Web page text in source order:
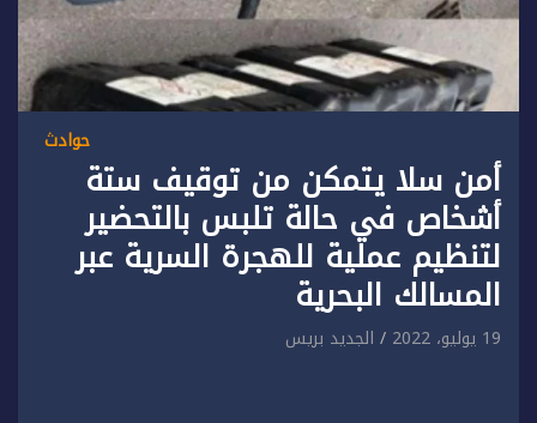
حوادث
أمن سلا يتمكن من توقيف ستة
أشخاص في حالة تلبس بالتحضير
لتنظيم عملية للهجرة السرية عبر
المسالك البحرية
19 يوليو، 2022 الجديد بريس